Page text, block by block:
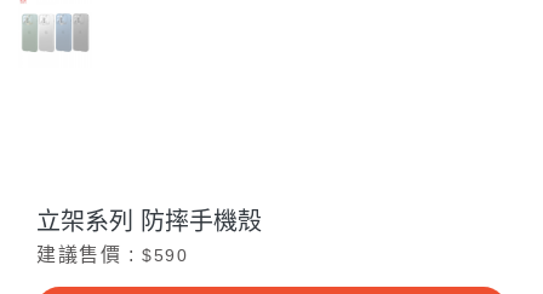
立架系列 防摔手機殼
建議售價 :$590